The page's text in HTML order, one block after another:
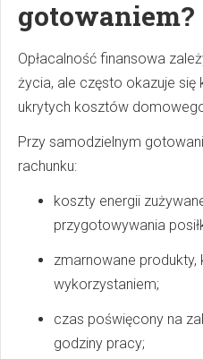
gotowaniem?
Opłacalność finansowa
życia, ale często okazuje się
ukrytych kosztów
Przy samodzielnym
rachunku:
koszty energii
przygotowywania
zmarnowane produkty,
wykorzystaniem;
czas poświęcony na
godziny pracy;